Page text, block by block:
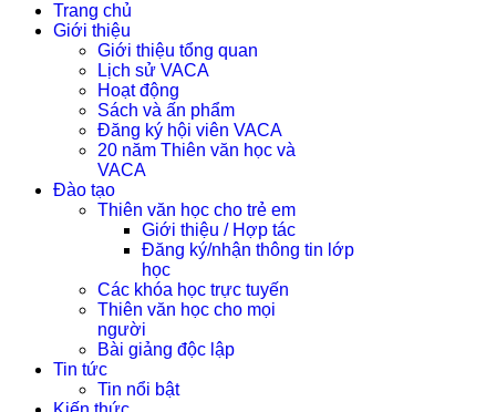
Trang chủ
Giới thiệu
Giới thiệu tổng quan
Lịch sử VACA
Hoạt động
Sách và ấn phẩm
Đăng ký hội viên VACA
20 năm Thiên văn học và
VACA
Đào tạo
Thiên văn học cho trẻ em
Giới thiệu / Hợp tác
Đăng ký/nhận thông tin lớp
học
Các khóa học trực tuyến
Thiên văn học cho mọi
người
Bài giảng độc lập
Tin tức
Tin nổi bật